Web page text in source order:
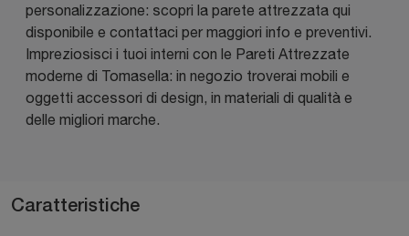
personalizzazione: scopri la parete attrezzata qui
disponibile e contattaci per maggiori info e preventivi.
Impreziosisci i tuoi interni con le Pareti Attrezzate
moderne di Tomasella: in negozio troverai mobili e
oggetti accessori di design, in materiali di qualità e
delle migliori marche.
Caratteristiche